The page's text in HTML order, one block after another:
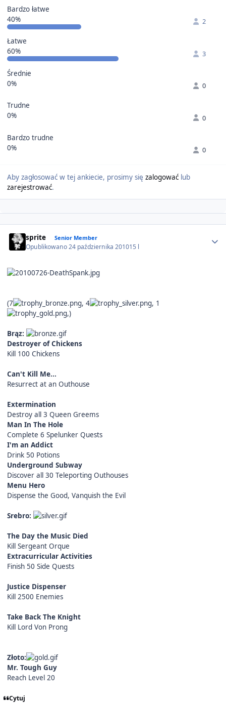
Bardzo łatwe
40%
2
Łatwe
60%
3
Średnie
0%
0
Trudne
0%
0
Bardzo trudne
0%
0
Aby zagłosować w tej ankiecie, prosimy się zalogowaćlub
zarejestrować.
sprite Senior Member
Opublikowano24 października 201015 l
(7 , 4
, 1
,)
Brąz:
Destroyer of Chickens
Kill 100 Chickens
Can't Kill Me...
Resurrect at an Outhouse
Extermination
Destroy all 3 Queen Greems
Man In The Hole
Complete 6 Spelunker Quests
I'm an Addict
Drink 50 Potions
Underground Subway
Discover all 30 Teleporting Outhouses
Menu Hero
Dispense the Good, Vanquish the Evil
Srebro:
The Day the Music Died
Kill Sergeant Orque
Extracurricular Activities
Finish 50 Side Quests
Justice Dispenser
Kill 2500 Enemies
Take Back The Knight
Kill Lord Von Prong
Złoto:
Mr. Tough Guy
Reach Level 20
Cytuj